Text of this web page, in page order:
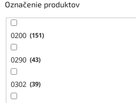
Označenie produktov
0200 151
0290 43
0302 39